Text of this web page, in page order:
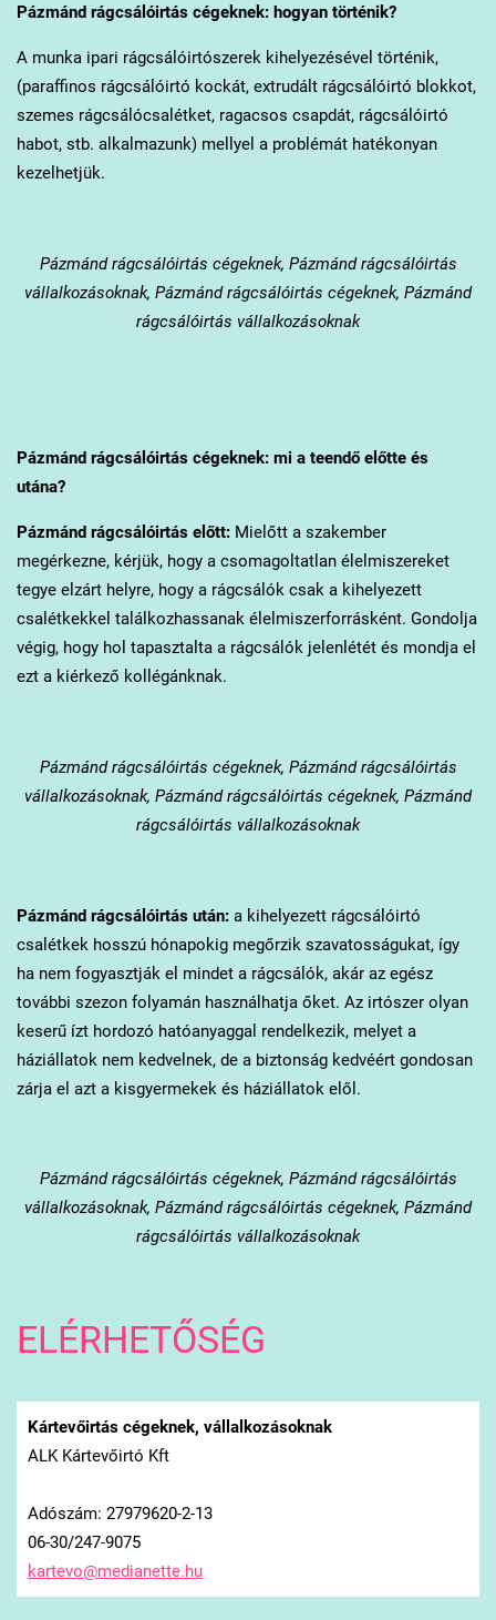
Pázmándrágcsálóirtás cégeknek: hogyan történik?
A munka ipari rágcsálóirtószerek kihelyezésével történik,
(paraffinos rágcsálóirtó kockát, extrudált rágcsálóirtó blokkot,
szemes rágcsálócsalétket, ragacsos csapdát, rágcsálóirtó
habot, stb. alkalmazunk) mellyel a problémát hatékonyan
kezelhetjük.
Pázmándrágcsálóirtás cégeknek, Pázmánd rágcsálóirtás
vállalkozásoknak, Pázmánd rágcsálóirtás cégeknek, Pázmánd
rágcsálóirtás vállalkozásoknak
Pázmándrágcsálóirtás cégeknek: mi a teendő előtte és
utána?
Pázmándrágcsálóirtás előtt:Mielőtt a szakember
megérkezne, kérjük, hogy a csomagoltatlan élelmiszereket
tegye elzárt helyre, hogy a rágcsálók csak a kihelyezett
csalétkekkel találkozhassanak élelmiszerforrásként. Gondolja
végig, hogy hol tapasztalta a rágcsálók jelenlétét és mondja el
ezt a kiérkező kollégánknak.
Pázmándrágcsálóirtás cégeknek, Pázmánd rágcsálóirtás
vállalkozásoknak, Pázmánd rágcsálóirtás cégeknek, Pázmánd
rágcsálóirtás vállalkozásoknak
Pázmándrágcsálóirtás után:a kihelyezett rágcsálóirtó
csalétkek hosszú hónapokig megőrzik szavatosságukat, így
ha nem fogyasztják el mindet a rágcsálók, akár az egész
további szezon folyamán használhatja őket. Az irtószer olyan
keserű ízt hordozó hatóanyaggal rendelkezik, melyet a
háziállatok nem kedvelnek, de a biztonság kedvéért gondosan
zárja el azt a kisgyermekek és háziállatok elől.
Pázmándrágcsálóirtás cégeknek, Pázmánd rágcsálóirtás
vállalkozásoknak, Pázmánd rágcsálóirtás cégeknek, Pázmánd
rágcsálóirtás vállalkozásoknak
ELÉRHETŐSÉG
Kártevőirtás cégeknek, vállalkozásoknak
ALK Kártevőirtó Kft
Adószám: 27979620-2-13
06-30/247-9075
kartevo@medianette.hu